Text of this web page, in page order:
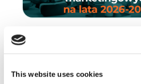
This website uses cookies
5 Kompetencji